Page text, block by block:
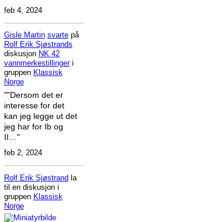
feb 4, 2024
Gisle Martin svartepå
Rolf Erik Sjøstrands
diskusjon NK 42
vannmerkestillingeri
gruppen Klassisk
Norge
""Dersom det er
interesse for det
kan jeg legge ut det
jeg har for Ib og
II…"
feb 2, 2024
Rolf Erik Sjøstrand la
til en diskusjon i
gruppen Klassisk
Norge